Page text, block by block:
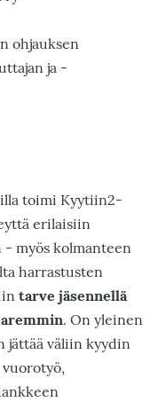
ohjauksen
ja -
toimi Kyytiin2-
erilaisiin
myös kolmanteen
harrastusten
tarve jäsennellä
. On yleinen
jättää väliin kyydin